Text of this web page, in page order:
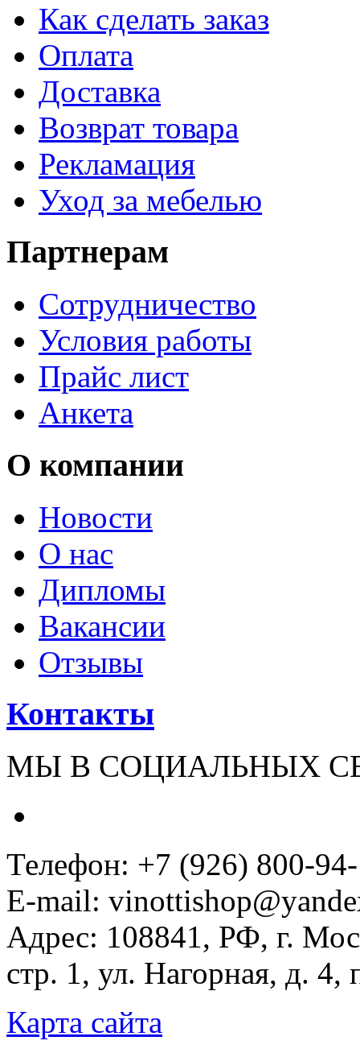
Как сделать заказ
Оплата
Доставка
Возврат товара
Рекламация
Уход за мебелью
Партнерам
Сотрудничество
Условия работы
Прайс лист
Анкета
О компании
Новости
О нас
Дипломы
Вакансии
Отзывы
Контакты
МЫ В СОЦИАЛЬНЫХ
Телефон: +7 (926) 800-
E-mail:
Адрес: 108841, РФ, г.
стр. 1, ул. Нагорная, д.
Карта сайта